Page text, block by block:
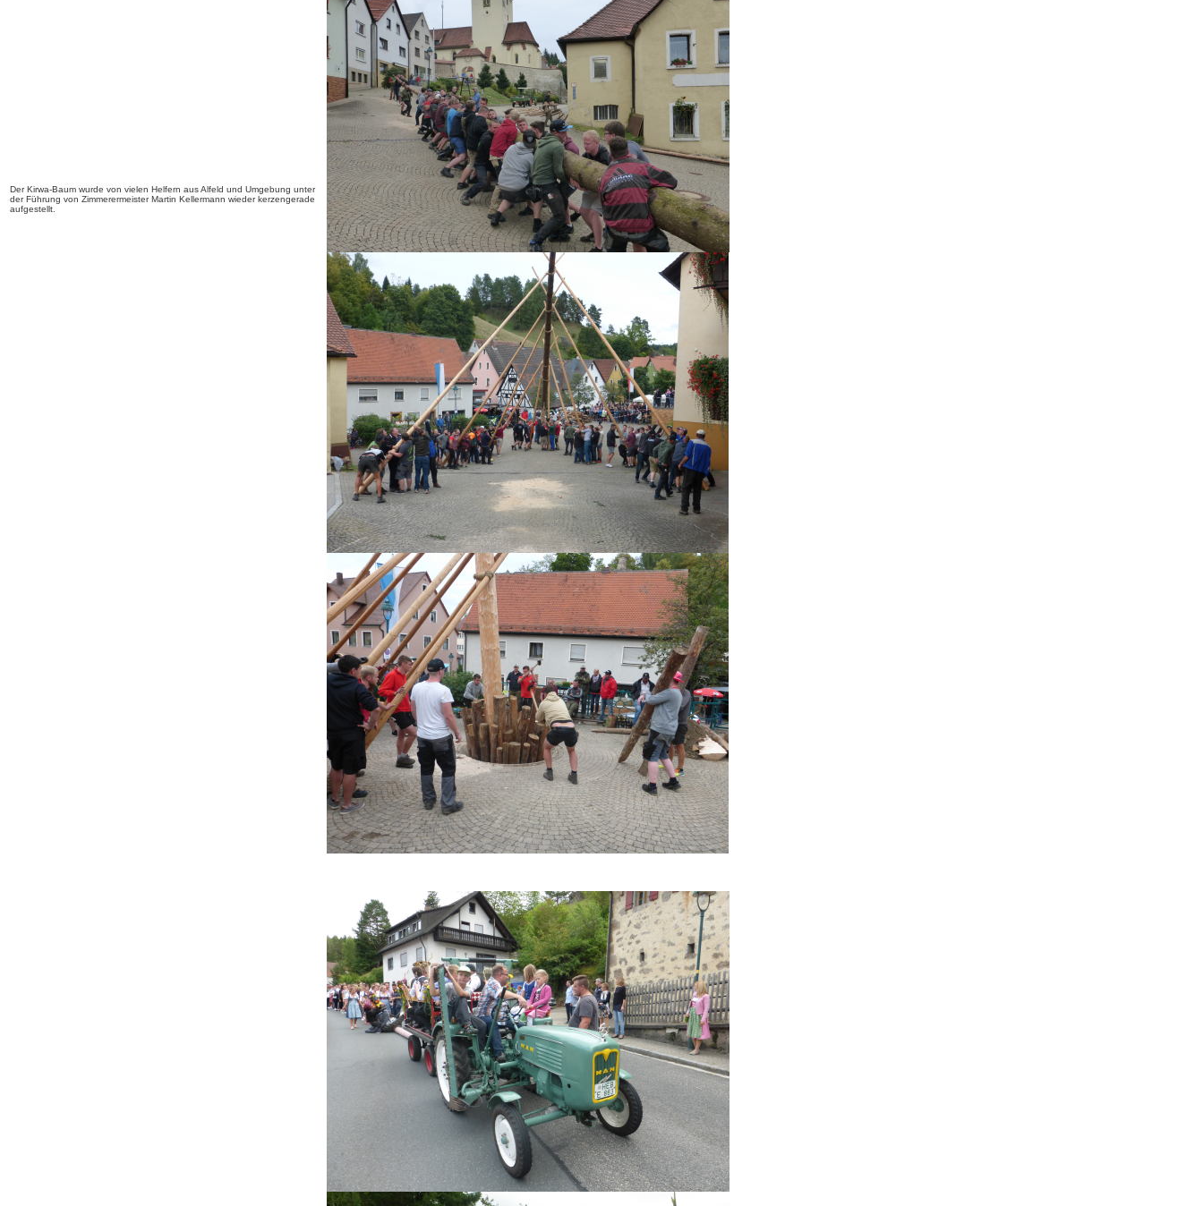
Der Kirwa-Baum wurde von vielen Helfern aus Alfeld und Umgebung unter
der Führung von Zimmerermeister Martin Kellermann wieder kerzengerade
aufgestellt.